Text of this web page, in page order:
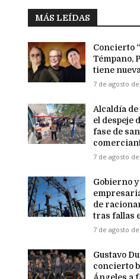
MÁS LEÍDAS
Concierto
Témpano,
tiene
7 de agosto de
Alcaldía
el despeje
fase de
7 de agosto de
Gobierno
de
tras fallas
7 de agosto de
Gustavo
concierto